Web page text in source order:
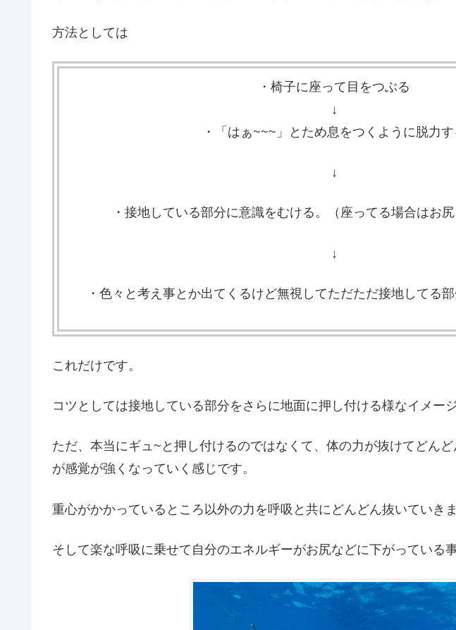
方法としては
・椅子に座って目をつぶる
↓
・「はぁ~~~」とため息をつくように脱力す
↓
・接地している部分に意識をむける。（座ってる場合はお尻
↓
・色々と考え事とか出てくるけど無視してただただ接地してる部
これだけです。
コツとしては接地している部分をさらに地面に押し付ける様なイメー
ただ、本当にギュ~と押し付けるのではなくて、体の力が抜けてどん
が感覚が強くなっていく感じです。
重心がかかっているところ以外の力を呼吸と共にどんどん抜いていきま
そして楽な呼吸に乗せて自分のエネルギーがお尻などに下がっている